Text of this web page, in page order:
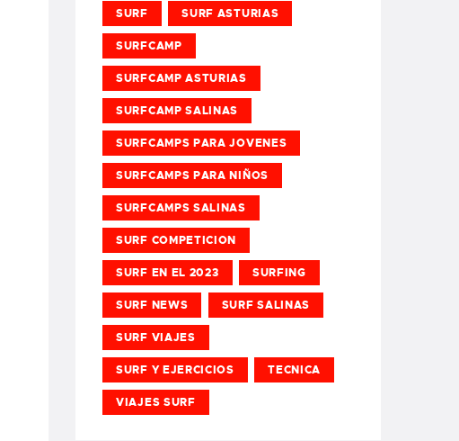
SURF SURF ASTURIAS
SURFCAMP
SURFCAMP ASTURIAS
SURFCAMP SALINAS
SURFCAMPS PARA JOVENES
SURFCAMPS PARA NIÑOS
SURFCAMPS SALINAS
SURF COMPETICION
SURF EN EL 2023 SURFING
SURF NEWS SURF SALINAS
SURF VIAJES
SURF Y EJERCICIOS TECNICA
VIAJES SURF